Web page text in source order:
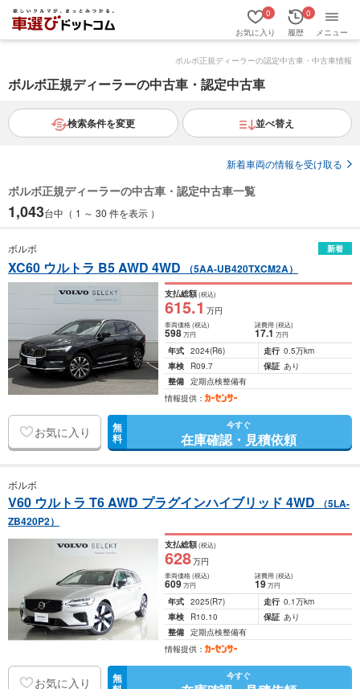
お気に入り
0
履歴
0
メニュー
ボルボ正規ディーラーの認定中古車・中古車情報
ボルボ正規ディーラーの中古車・認定中古車
検索条件を変更 並べ替え
新着車両の情報を受け取る
ボルボ正規ディーラーの中古車・認定中古車一覧
1,043台中（ 1 ～ 30 件を表示 ）
ボルボ 新着
XC60 ウルトラ B5 AWD 4WD （5AA-UB420TXCM2A）
支払総額(税込)
615.1 万円
車両価格(税込)
598万円
諸費用 (税込)
17.1 万円
年式 2024(R6) 走行 0.5万km
車検
R09.7 保証 あり
整備 定期点検整備有
情報提供：
お気に入り 無
料
今すぐ
在庫確認・見積依頼
ボルボ
V60 ウルトラ T6 AWD プラグインハイブリッド 4WD
（5LA-
ZB420P2）
支払総額(税込)
628万円
車両価格(税込)
609万円
諸費用 (税込)
19 万円
年式 2025(R7) 走行 0.1万km
車検
R10.10 保証 あり
整備 定期点検整備有
情報提供：
お気に入り 無 今すぐ